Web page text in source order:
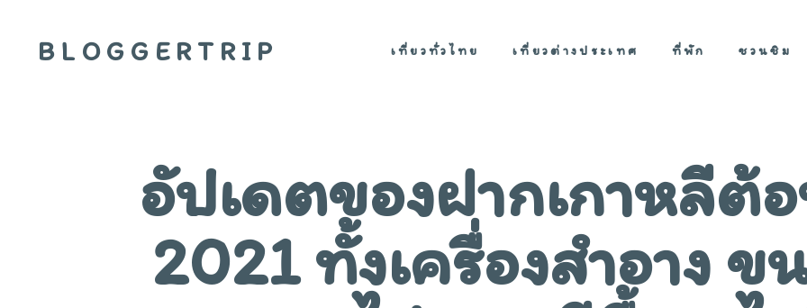
BLOGGERTRIP เที่ยวทั่วไทย เที่ยวต่างประเทศ ที่พัก ชวนชิม
อัปเดตของฝากเกาหลีต้
2021 ทั้งเครื่องสำอาง ข